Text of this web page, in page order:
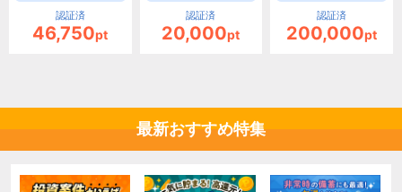
認証済
46,750pt
認証済
20,000pt
認証済
200,000pt
最新おすすめ特集